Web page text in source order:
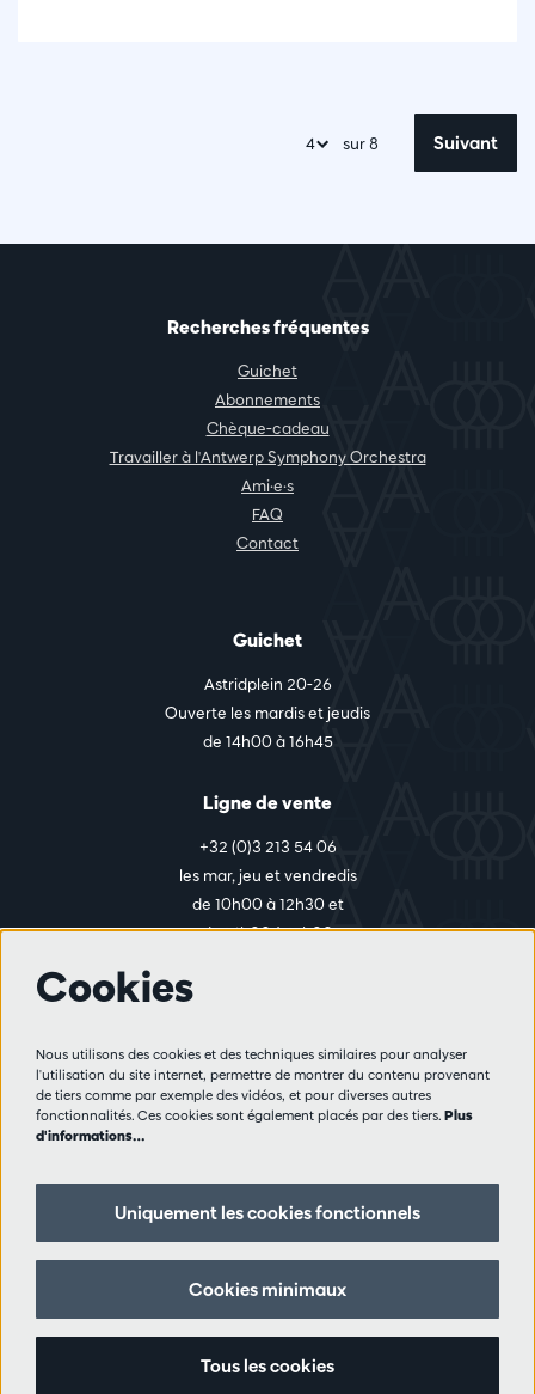
sur 8 Suivant
Recherches fréquentes
Guichet
Abonnements
Chèque-cadeau
Travailler à l'Antwerp Symphony Orchestra
Ami·e·s
FAQ
Contact
Guichet
Astridplein 20-26
Ouverte les mardis et jeudis
de 14h00 à 16h45
Ligne de vente
+32 (0)3 213 54 06
les mar, jeu et vendredis
de 10h00 à 12h30 et
de 14h00 à 17h00
Règlement des visiteurs
Vie privée
Partenaires
Suivez nous
Cookies
Nous utilisons des cookies et des techniques similaires pour analyser
l'utilisation du site internet, permettre de montrer du contenu provenant
de tiers comme par exemple des vidéos, et pour diverses autres
fonctionnalités. Ces cookies sont également placés par des tiers. Plus
d'informations…
Uniquement les cookies fonctionnels
Cookies minimaux
Tous les cookies